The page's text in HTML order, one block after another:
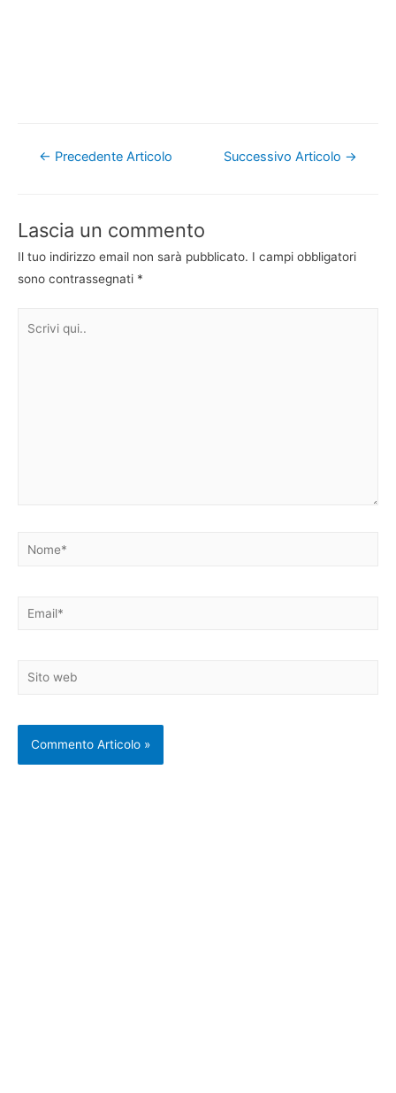
Navigazione
← Precedente Articolo Successivo Articolo →
Lascia un commento
Il tuo indirizzo email non sarà pubblicato. I campi obbligatori
sono contrassegnati *
Nome*
Email*
Sito